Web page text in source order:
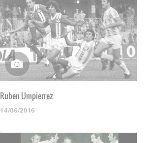
Ruben Umpierrez
14/06/2016